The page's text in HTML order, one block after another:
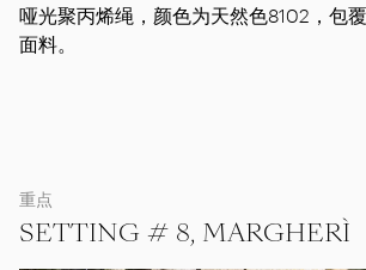
哑光聚丙烯绳，颜色为天然色8102，包
面料。
重点
SETTING # 8, MARGHERÌ